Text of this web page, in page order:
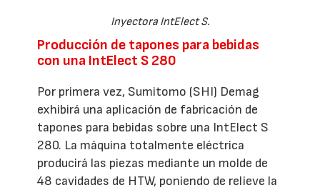
Inyectora IntElect S.
Producción de tapones para bebidas
con una IntElect S 280
Por primera vez, Sumitomo (SHI) Demag
exhibirá una aplicación de fabricación de
tapones para bebidas sobre una IntElect S
280. La máquina totalmente eléctrica
producirá las piezas mediante un molde de
48 cavidades de HTW, poniendo de relieve la